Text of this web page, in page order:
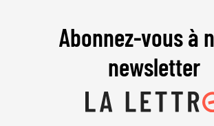
Abonnez-vous à
newsletter